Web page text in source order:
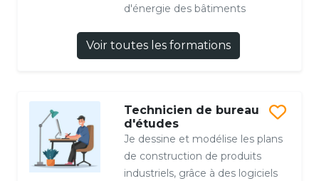
d'énergie des bâtiments
Voir toutes les formations
Technicien de bureau
d'études
Je dessine et modélise les plans
de construction de produits
industriels, grâce à des logiciels